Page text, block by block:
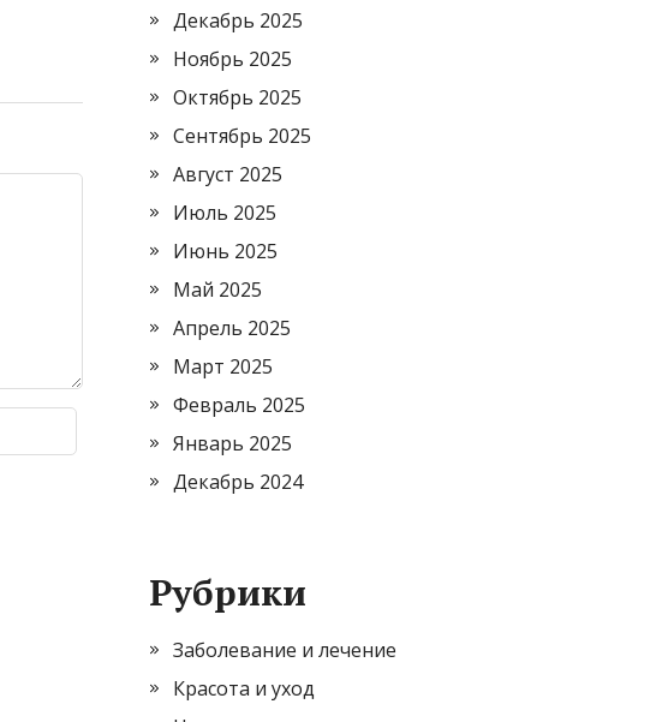
Декабрь 2025
Ноябрь 2025
Октябрь 2025
Сентябрь 2025
Август 2025
Июль 2025
Июнь 2025
Май 2025
Апрель 2025
Март 2025
Февраль 2025
Январь 2025
Декабрь 2024
Рубрики
Заболевание и лечение
Красота и уход